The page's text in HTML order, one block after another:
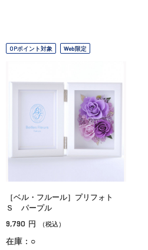
OPポイント対象 Web限定
［ベル・フルール］プリフォト
Ｓ パープル
9,790 円 （税込）
在庫：○